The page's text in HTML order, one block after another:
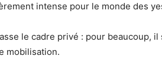
intense pour le monde des
le cadre privé : pour beaucoup, il
mobilisation.